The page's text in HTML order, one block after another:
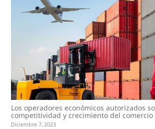
Los operadores económicos autorizados
competitividad y crecimiento del
Diciembre 7, 2023